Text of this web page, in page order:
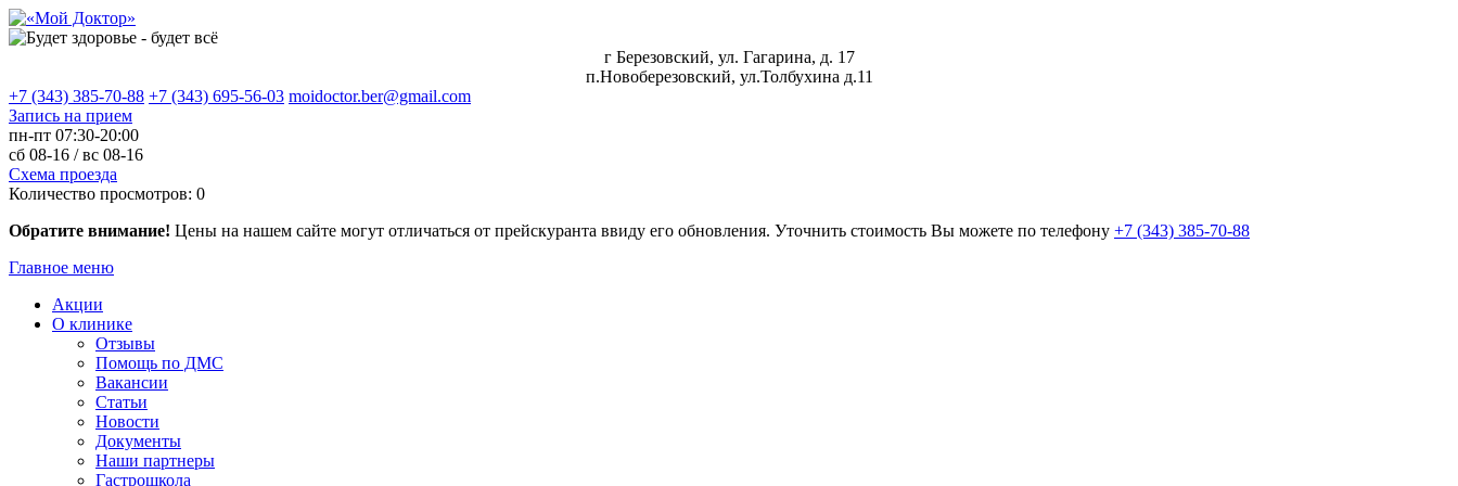
г Березовский, ул. Гагарина, д. 17
п.Новоберезовский, ул.Толбухина д.11
+7 (343) 385-70-88 +7 (343) 695-56-03 moidoctor.ber@gmail.com
Запись на прием
пн-пт 07:30-20:00
сб 08-16 /вс 08-16
Схема проезда
Количество просмотров: 0
Обратите внимание! Цены на нашем сайте могут отличаться от прейскуранта ввиду его обновления. Уточнить стоимость Вы можете по телефону +7 (343) 385‑70‑88
Главное меню
Акции
О клинике
Отзывы
Помощь по ДМС
Вакансии
Статьи
Новости
Документы
Наши партнеры
Гастрошкола